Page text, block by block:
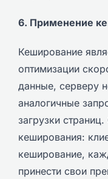
6. Применение
Кеширование
оптимизации
данные, серверу
аналогичные
загрузки
кеширования:
кеширование,
принести свои